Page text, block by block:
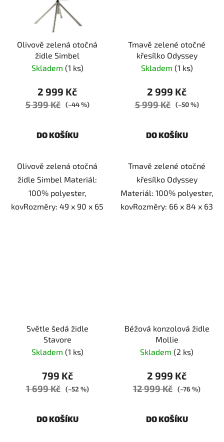
Olivově zelená otočná
židle Simbel
Skladem (1 ks)
2 999 Kč
5 399 Kč (–44 %)
DO KOŠÍKU
Olivově zelená otočná
židle Simbel Materiál:
100% polyester,
kovRozměry: 49 x 90 x 65
Tmavě zelené otočné
křesílko Odyssey
Skladem (1 ks)
2 999 Kč
5 999 Kč (–50 %)
DO KOŠÍKU
Tmavě zelené otočné
křesílko Odyssey
Materiál: 100% polyester,
kovRozměry: 66 x 84 x 63
Světle šedá židle
Stavore
Skladem (1 ks)
799 Kč
1 699 Kč (–52 %)
DO KOŠÍKU
Béžová konzolová židle
Mollie
Skladem (2 ks)
2 999 Kč
12 999 Kč (–76 %)
DO KOŠÍKU